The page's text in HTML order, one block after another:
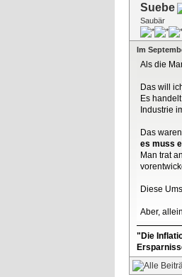
Suebe
Saubär
Im
Als die
Das will
Es
Industrie
Das
es muss
Man trat
Diese
Aber,
"Die